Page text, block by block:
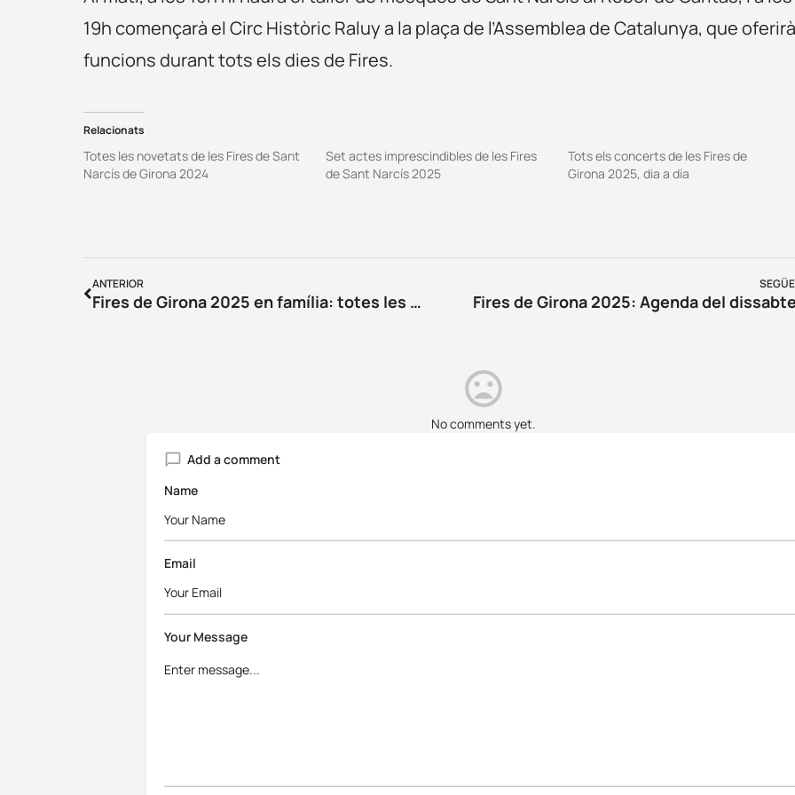
19h començarà el Circ Històric Raluy a la plaça de l’Assemblea de Catalunya, que oferirà
funcions durant tots els dies de Fires.
Relacionats
Totes les novetats de les Fires de Sant
Narcís de Girona 2024
Set actes imprescindibles de les Fires
de Sant Narcís 2025
Tots els concerts de les Fires de
Girona 2025, dia a dia
ANTERIOR
Fires de Girona 2025 en família: totes les activitats i espectacles infantils
No comments yet.
Add a comment
Name
Email
Your Message